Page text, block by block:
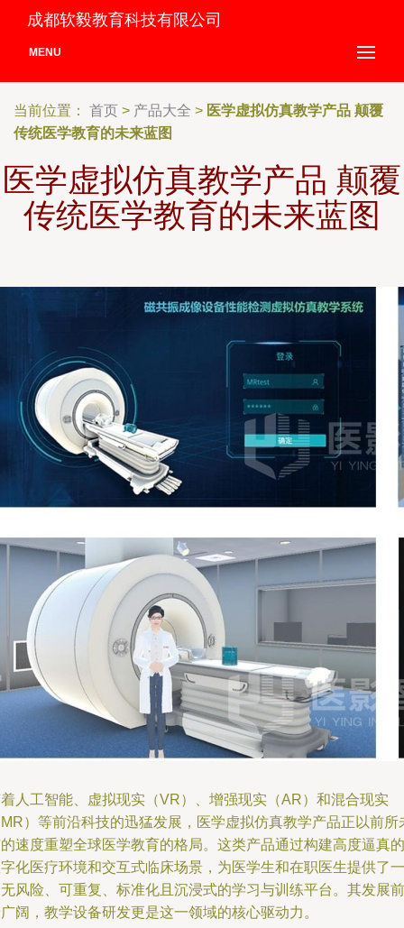
成都软毅教育科技有限公司
MENU
当前位置： 首页 > 产品大全 > 医学虚拟仿真教学产品 颠覆
传统医学教育的未来蓝图
医学虚拟仿真教学产品 颠覆
传统医学教育的未来蓝图
人工智能、虚拟现实（VR）、增强现实（AR）和混合现实
）等前沿科技的迅猛发展，医学虚拟仿真教学产品正以前所
速度重塑全球医学教育的格局。这类产品通过构建高度逼真的
化医疗环境和交互式临床场景，为医学生和在职医生提供了一
风险、可重复、标准化且沉浸式的学习与训练平台。其发展前
阔，教学设备研发更是这一领域的核心驱动力。